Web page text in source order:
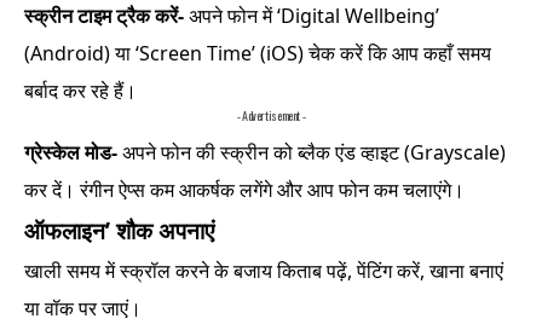
स्क्रीन टाइम ट्रैक करें-अपने फोन में ‘Digital Wellbeing’
(Android) या ‘Screen Time’ (iOS) चेक करें कि आप कहाँ समय
बर्बाद कर रहे हैं।
- Advertisement -
ग्रेस्केल मोड-अपने फोन की स्क्रीन को ब्लैक एंड व्हाइट (Grayscale)
कर दें। रंगीन ऐप्स कम आकर्षक लगेंगे और आप फोन कम चलाएंगे।
ऑफलाइन’ शौक अपनाएं
खाली समय में स्क्रॉल करने के बजाय किताब पढ़ें, पेंटिंग करें, खाना बनाएं
या वॉक पर जाएं।